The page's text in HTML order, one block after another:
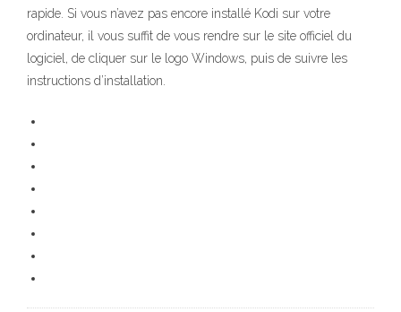
rapide. Si vous n’avez pas encore installé Kodi sur votre
ordinateur, il vous suffit de vous rendre sur le site officiel du
logiciel, de cliquer sur le logo Windows, puis de suivre les
instructions d’installation.